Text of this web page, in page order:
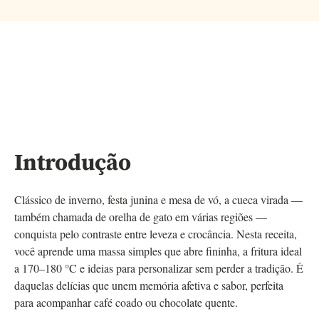
Introdução
Clássico de inverno, festa junina e mesa de vó, a cueca virada —
também chamada de orelha de gato em várias regiões —
conquista pelo contraste entre leveza e crocância. Nesta receita,
você aprende uma massa simples que abre fininha, a fritura ideal
a 170–180 °C e ideias para personalizar sem perder a tradição. É
daquelas delícias que unem memória afetiva e sabor, perfeita
para acompanhar café coado ou chocolate quente.